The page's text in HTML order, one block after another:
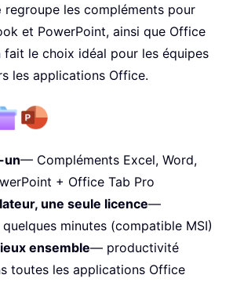
regroupe les compléments pour
et PowerPoint, ainsi que Office
fait le choix idéal pour les équipes
les applications Office.
un— Compléments Excel, Word,
+ Office Tab Pro
une seule licence—
minutes (compatible MSI)
ensemble— productivité
toutes les applications Office